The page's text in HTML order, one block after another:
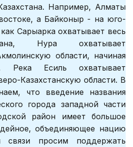
Например, Алматы
а Байконыр - на юго-
Сарыарка охватывает весь
Нура охватывает
области, начиная
Река Есиль охватывает
Казахстанскую области. В
что введение названия
города западной части
район имеет большое
объединяющее нацию
связи просим поддержать